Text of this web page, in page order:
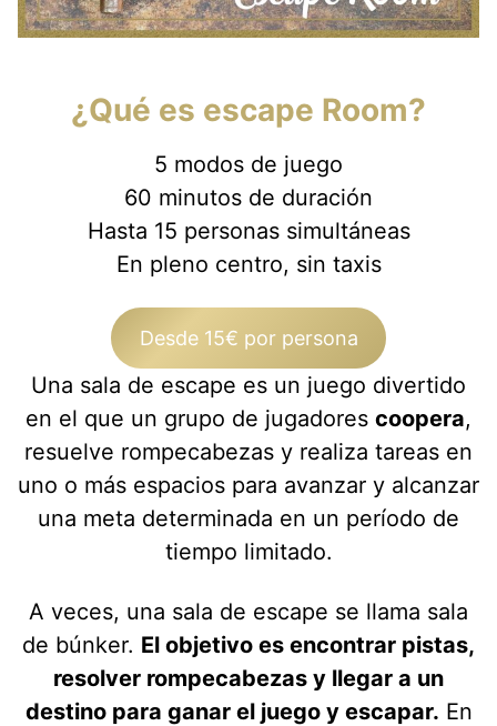
¿Qué es escape Room?
5 modos de juego
60 minutos de duración
Hasta 15 personas simultáneas
En pleno centro, sin taxis
Desde 15€ por persona
Una sala de escape es un juego divertido
en el que un grupo de jugadores coopera,
resuelve rompecabezas y realiza tareas en
uno o más espacios para avanzar y alcanzar
una meta determinada en un período de
tiempo limitado.
A veces, una sala de escape se llama sala
de búnker. El objetivo es encontrar pistas,
resolver rompecabezas y llegar a un
destino para ganar el juego y escapar. En